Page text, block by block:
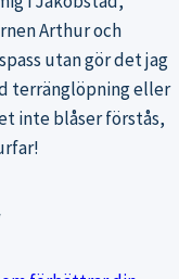
Arthur och
utan gör det jag
terränglöpning eller
inte blåser förstås,